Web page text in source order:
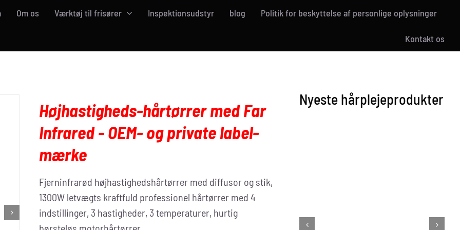
Om os Værktøj til frisører Inspektionsudstyr blog Politik for beskyttelse af personlige oplysninger
Kontakt os
Højhastigheds-hårtørrer medFar
Infrared - OEM- og private label-
mærke
Fjerninfrarød højhastighedshårtørrer med diffusor og stik,
1300W letvægts kraftfuld professionel hårtørrer med 4
indstillinger, 3 hastigheder, 3 temperaturer, hurtig
Nyeste hårplejeprodukter